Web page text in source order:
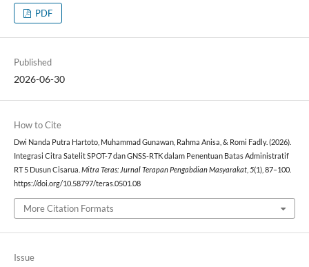
PDF
Published
2026-06-30
How to Cite
Dwi Nanda Putra Hartoto, Muhammad Gunawan, Rahma Anisa, & Romi Fadly. (2026).
Integrasi Citra Satelit SPOT-7 dan GNSS-RTK dalam Penentuan Batas Administratif
RT 5 Dusun Cisarua.Mitra Teras: Jurnal Terapan Pengabdian Masyarakat,5(1), 87–100.
https://doi.org/10.58797/teras.0501.08
More Citation Formats
Issue